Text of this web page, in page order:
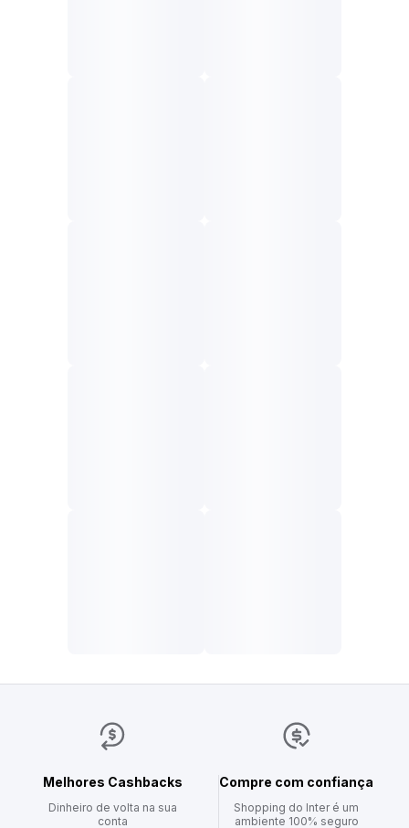
Melhores Cashbacks
Dinheiro de volta na sua
conta
Compre com confiança
Shopping do Inter é um
ambiente 100% seguro